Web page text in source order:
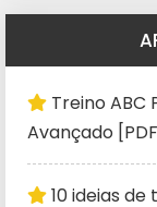
Treino ABC
Avançado
10 ideias